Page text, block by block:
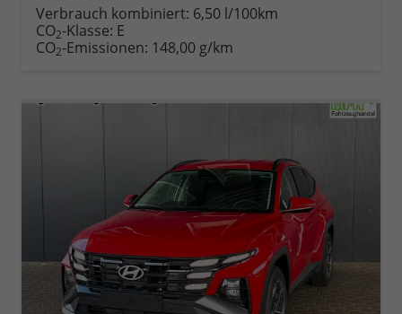
Verbrauch kombiniert: 6,50 l/100km
CO2-Klasse: E
CO2-Emissionen: 148,00 g/km